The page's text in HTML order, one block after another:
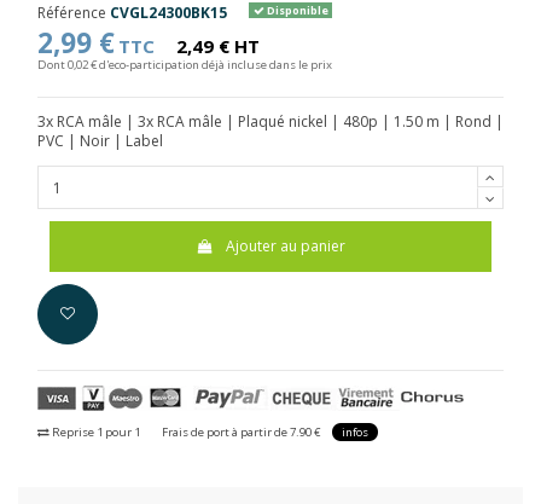
Référence CVGL24300BK15 Disponible
2,99 € TTC 2,49 € HT
Dont 0,02 € d'eco-participation déjà incluse dans le prix
3x RCA mâle | 3x RCA mâle | Plaqué nickel | 480p | 1.50 m | Rond |
PVC | Noir | Label
Ajouter au panier
Reprise 1 pour 1 Frais de port à partir de 7.90 € infos